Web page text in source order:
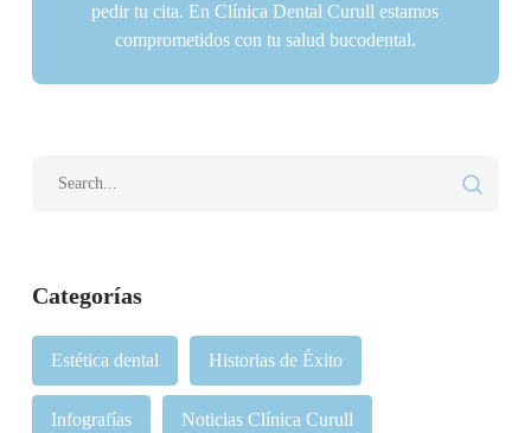
Categorías
Estética dental Historias de Éxito
Infografías Noticias Clínica Curull
pedir tu cita. En Clínica Dental Curull estamos
comprometidos con tu salud bucodental.